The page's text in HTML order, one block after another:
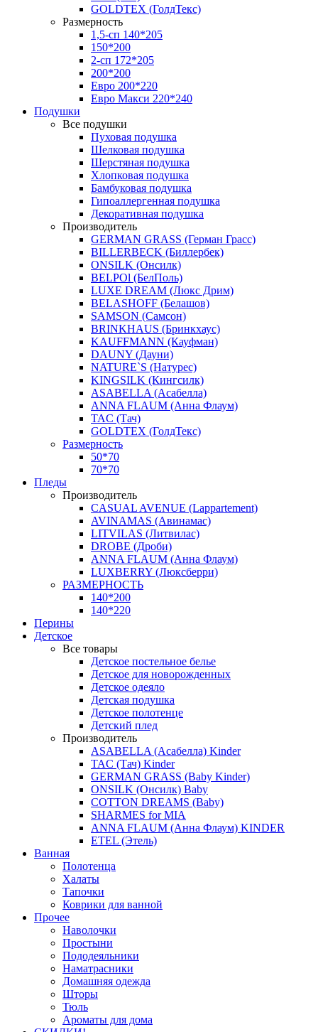
GOLDTEX (ГолдТекс)
Размерность
1,5-сп 140*205
150*200
2-сп 172*205
200*200
Евро 200*220
Евро Макси 220*240
Подушки
Все подушки
Пуховая подушка
Шелковая подушка
Шерстяная подушка
Хлопковая подушка
Бамбуковая подушка
Гипоаллергенная подушка
Декоративная подушка
Производитель
GERMAN GRASS (Герман Грасс)
BILLERBECK (Биллербек)
ONSILK (Онсилк)
BELPOl (БелПоль)
LUXE DREAM (Люкс Дрим)
BELASHOFF (Белашов)
SAMSON (Самсон)
BRINKHAUS (Бринкхаус)
KAUFFMANN (Кауфман)
DAUNY (Дауни)
NATURE`S (Натурес)
KINGSILK (Кингсилк)
ASABELLA (Асабелла)
ANNA FLAUM (Анна Флаум)
TAC (Тач)
GOLDTEX (ГолдТекс)
Размерность
50*70
70*70
Пледы
Производитель
CASUAL AVENUE (Lappartement)
AVINAMAS (Авинамас)
LITVILAS (Литвилас)
DROBE (Дроби)
ANNA FLAUM (Анна Флаум)
LUXBERRY (Люксберри)
РАЗМЕРНОСТЬ
140*200
140*220
Перины
Детское
Все товары
Детское постельное белье
Детское для новорожденных
Детское одеяло
Детская подушка
Детское полотенце
Детский плед
Производитель
ASABELLA (Асабелла) Kinder
TAC (Тач) Kinder
GERMAN GRASS (Baby Kinder)
ONSILK (Онсилк) Baby
COTTON DREAMS (Baby)
SHARMES for MIA
ANNA FLAUM (Анна Флаум) KINDER
ETEL (Этель)
Ванная
Полотенца
Халаты
Тапочки
Коврики для ванной
Прочее
Наволочки
Простыни
Пододеяльники
Наматрасники
Домашняя одежда
Шторы
Тюль
Ароматы для дома